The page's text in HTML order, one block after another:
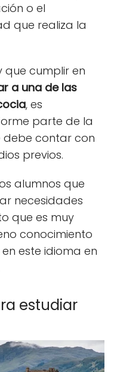
o el
que realiza la
que cumplir en
a una de las
, es
parte de la
debe contar con
previos.
alumnos que
necesidades
que es muy
conocimiento
este idioma en
estudiar